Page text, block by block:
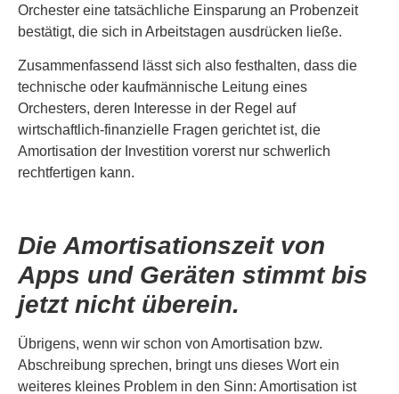
Orchester eine tatsächliche Einsparung an Probenzeit
bestätigt, die sich in Arbeitstagen ausdrücken ließe.
Zusammenfassend lässt sich also festhalten, dass die
technische oder kaufmännische Leitung eines
Orchesters, deren Interesse in der Regel auf
wirtschaftlich-finanzielle Fragen gerichtet ist, die
Amortisation der Investition vorerst nur schwerlich
rechtfertigen kann.
Die Amortisationszeit von
Apps und Geräten stimmt bis
jetzt nicht überein.
Übrigens, wenn wir schon von Amortisation bzw.
Abschreibung sprechen, bringt uns dieses Wort ein
weiteres kleines Problem in den Sinn: Amortisation ist